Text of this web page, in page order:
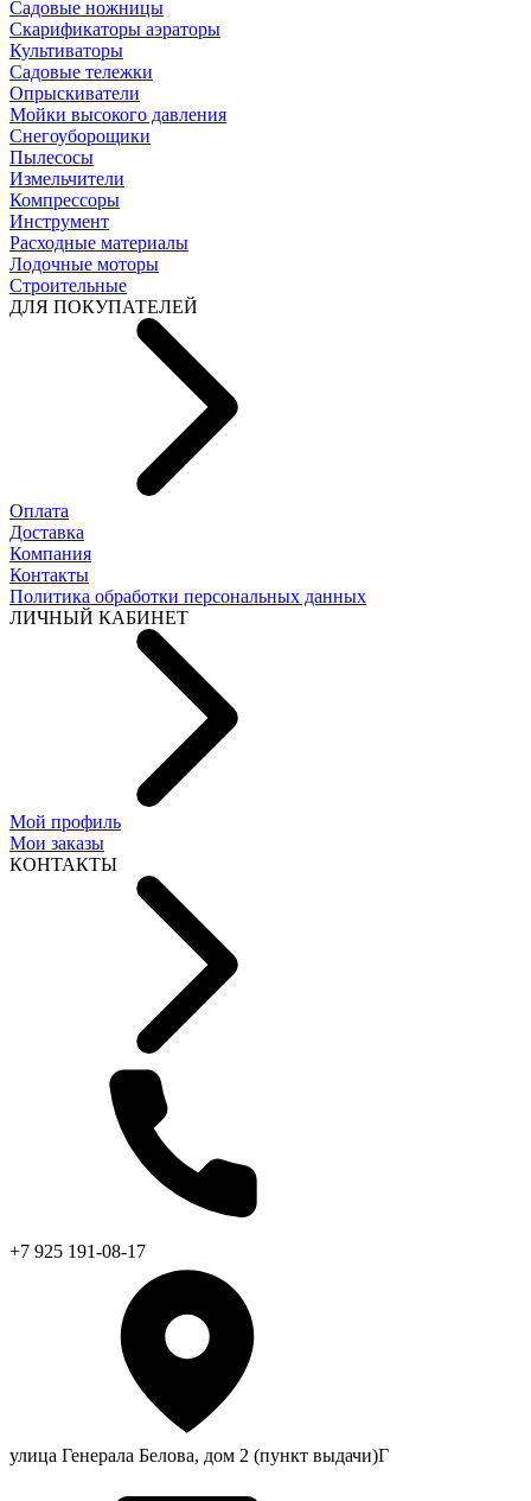
Садовые ножницы
Скарификаторы аэраторы
Культиваторы
Садовые тележки
Опрыскиватели
Мойки высокого давления
Снегоуборощики
Пылесосы
Измельчители
Компрессоры
Инструмент
Расходные материалы
Лодочные моторы
Строительные
ДЛЯ ПОКУПАТЕЛЕЙ
Оплата
Доставка
Компания
Контакты
Политика обработки персональных данных
ЛИЧНЫЙ КАБИНЕТ
Мой профиль
Мои заказы
КОНТАКТЫ
+7 925 191-08-17
улица Генерала Белова, дом 2 (пункт выдачи)Г